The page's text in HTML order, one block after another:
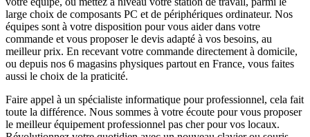
large choix de composants PC et de périphériques ordinateur. Nos
équipes sont à votre disposition pour vous aider dans votre
commande et vous proposer le devis adapté à vos besoins, au
meilleur prix. En recevant votre commande directement à domicile,
ou depuis nos 6 magasins physiques partout en France, vous faites
aussi le choix de la praticité.
Faire appel à un spécialiste informatique pour professionnel, cela fait
toute la différence. Nous sommes à votre écoute pour vous proposer
le meilleur équipement professionnel pas cher pour vos locaux.